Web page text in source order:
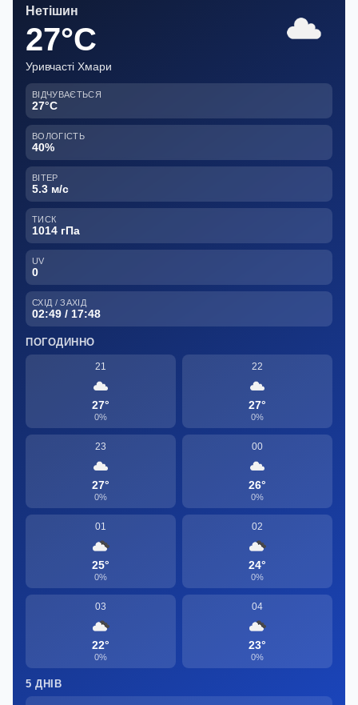
Нетішин
27°C
Уривчасті Хмари
ВІДЧУВАЄТЬСЯ
27°C
ВОЛОГІСТЬ
40%
ВІТЕР
5.3 м/с
ТИСК
1014 гПа
UV
0
СХІД / ЗАХІД
02:49 / 17:48
ПОГОДИННО
21
27°
0%
22
27°
0%
23
27°
0%
00
26°
0%
01
25°
0%
02
24°
0%
03
22°
0%
04
23°
0%
5 ДНІВ